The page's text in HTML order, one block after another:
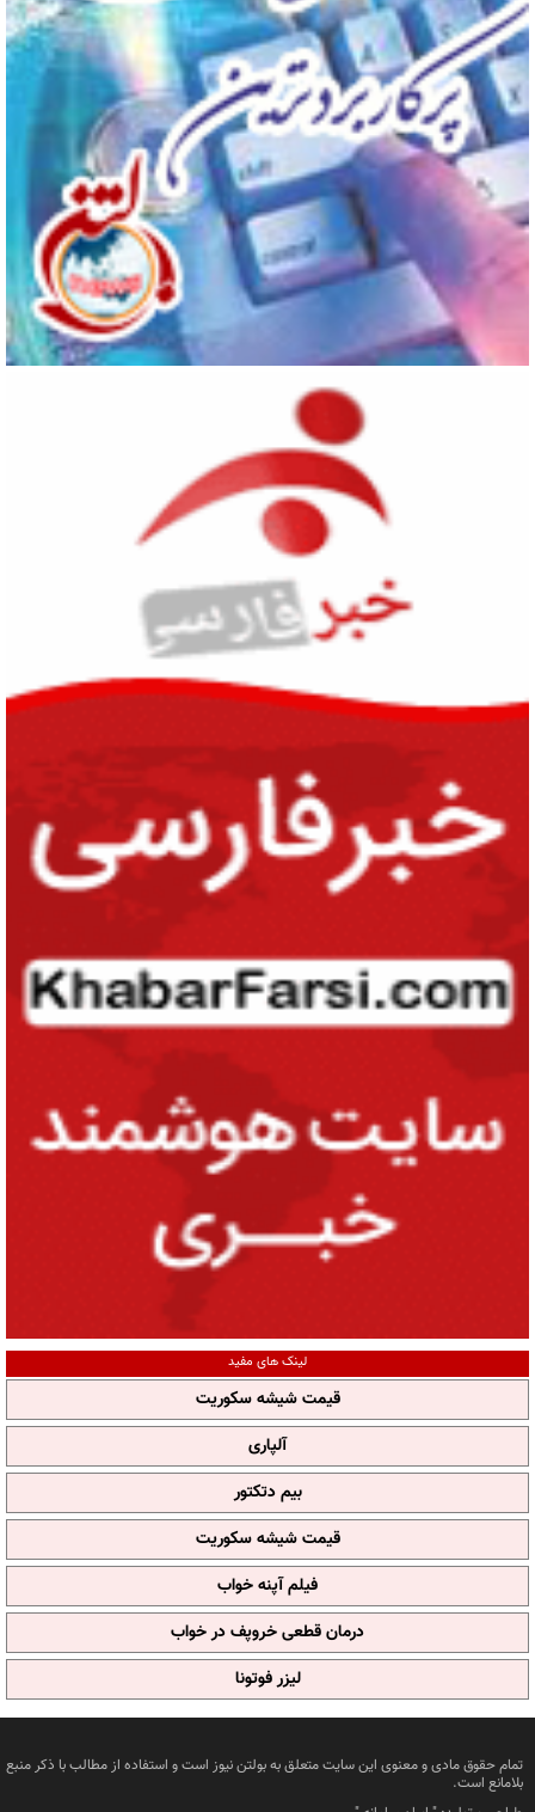
لینک های مفید
قیمت شیشه سکوریت
آلپاری
بیم دتکتور
قیمت شیشه سکوریت
فیلم آپنه خواب
درمان قطعی خروپف در خواب
لیزر فوتونا
تمام حقوق مادی و معنوی این سایت متعلق به بولتن نیوز است و استفاده از مطالب با ذکر منبع
بلامانع است.